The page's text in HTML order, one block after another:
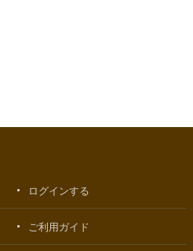
ログインする
ご利用ガイド